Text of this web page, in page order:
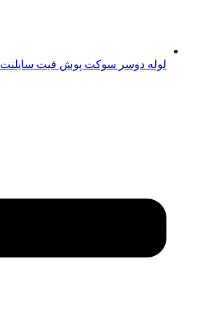
لوله دوسر سوکت پوش فیت سایلنت